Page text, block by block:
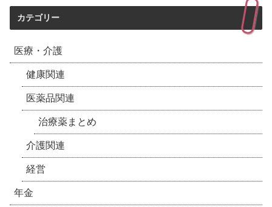
カテゴリー
医療・介護
健康関連
医薬品関連
治療薬まとめ
介護関連
経営
年金